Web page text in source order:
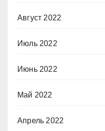
Август 2022
Июль 2022
Июнь 2022
Май 2022
Апрель 2022